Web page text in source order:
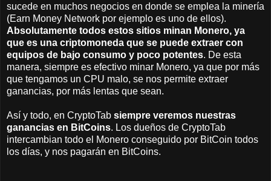
sucede en muchos negocios en donde se emplea la minería
(Earn Money Network por ejemplo es uno de ellos).
Absolutamente todos estos sitios minan Monero, ya
que es una criptomoneda que se puede extraer con
equipos de bajo consumo y poco potentes. De esta
manera, siempre es efectivo minar Monero, ya que por más
que tengamos un CPU malo, se nos permite extraer
ganancias, por más lentas que sean.
Así y todo, en CryptoTab siempre veremos nuestras
ganancias en BitCoins. Los dueños de CryptoTab
intercambian todo el Monero conseguido por BitCoin todos
los días, y nos pagarán en BitCoins.